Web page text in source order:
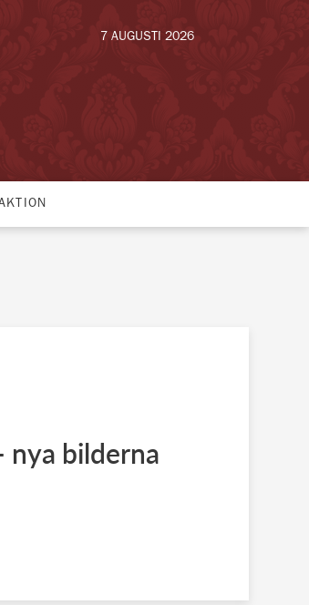
7 AUGUSTI 2026
nya bilderna